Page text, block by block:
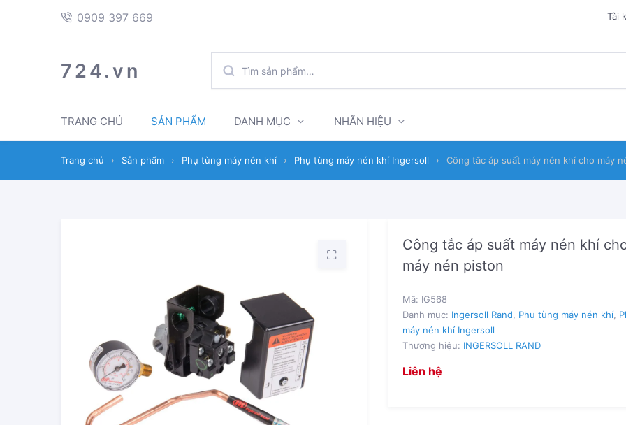
Skip
Skip
669
0909 397 669 Tài
724.vn
KIẾM:
TRANG CHỦ SẢN PHẨM DANH MỤC NHÃN HIỆU
Trang chủ › Sản phẩm › Phụ tùng máy nén khí › Phụ tùng máy nén khí Ingersoll › Công tắc áp suất máy nén khí cho máy
Công tắc áp suất máy nén khí
máy nén piston
Liên hệ
Mã: IG568
Danh mục: Ingersoll Rand Phụ tùng máy nén khí
máy nén khí Ingersoll
Thương hiệu: INGERSOLL RAND